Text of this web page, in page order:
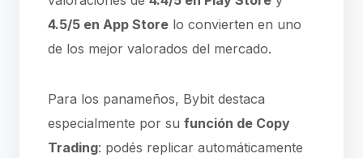
4.5/5 en App Store lo convierten en uno
de los mejor valorados del mercado.
Para los panameños, Bybit destaca
especialmente por su función de Copy
Trading: podés replicar automáticamente